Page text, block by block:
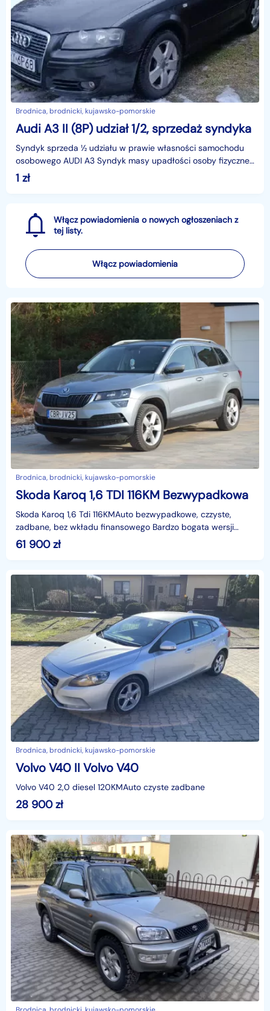
Brodnica, brodnicki, kujawsko-pomorskie
Audi A3 II (8P) udział 1/2, sprzedaż syndyka
Syndyk sprzeda ½ udziału w prawie własności samochodu
osobowego AUDI A3 Syndyk masy upadłości osoby fizycznej
nieprowadzącej działalności gospodarczej w po
1 zł
Włącz powiadomienia o nowych ogłoszeniach z
tej listy.
Włącz powiadomienia
Brodnica, brodnicki, kujawsko-pomorskie
Skoda Karoq 1,6 TDI 116KM Bezwypadkowa
Skoda Karoq 1,6 Tdi 116KMAuto bezwypadkowe, czzyste,
zadbane, bez wkładu finansowego Bardzo bogata wersji
między innymi nawigacja skórzana tapicerja podgrzewany
61 900zł
Brodnica, brodnicki, kujawsko-pomorskie
Volvo V40 II Volvo V40
Volvo V40 2,0 diesel 120KMAuto czyste zadbane
28 900zł